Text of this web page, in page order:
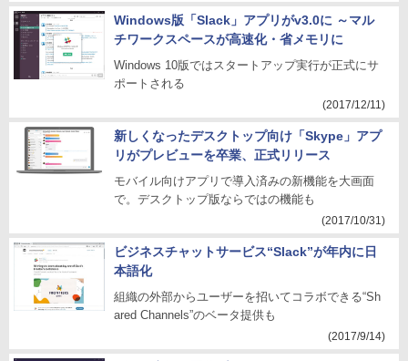
Windows版「Slack」アプリがv3.0に ～マル
チワークスペースが高速化・省メモリに
Windows 10版ではスタートアップ実行が正式にサ
ポートされる
(2017/12/11)
新しくなったデスクトップ向け「Skype」アプ
リがプレビューを卒業、正式リリース
モバイル向けアプリで導入済みの新機能を大画面
で。デスクトップ版ならではの機能も
(2017/10/31)
ビジネスチャットサービス“Slack”が年内に日
本語化
組織の外部からユーザーを招いてコラボできる“Sh
ared Channels”のベータ提供も
(2017/9/14)